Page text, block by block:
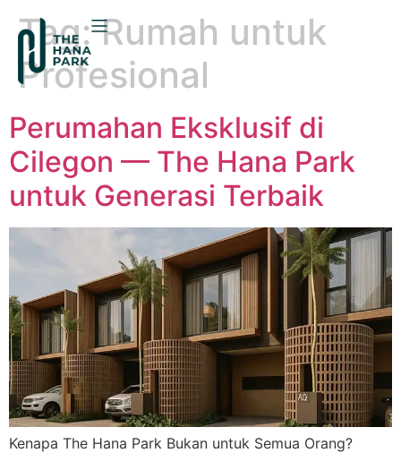
Tag:Rumah untuk
Profesional
Perumahan Eksklusif di
Cilegon — The Hana Park
untuk Generasi Terbaik
Kenapa The Hana Park Bukan untuk Semua Orang?